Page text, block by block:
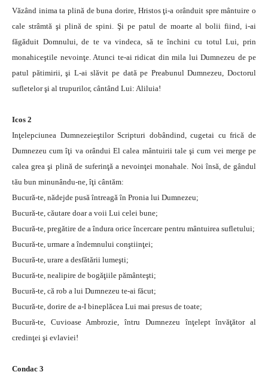
Văzând inima ta plină de buna dorire, Hristos ţi-a orânduit spre mântuire o
cale strâmtă şi plină de spini. Şi pe patul de moarte al bolii fiind, i-ai
făgăduit Domnului, de te va vindeca, să te închini cu totul Lui, prin
monahiceştile nevoinţe. Atunci te-ai ridicat din mila lui Dumnezeu de pe
patul pătimirii, şi L-ai slăvit pe dată pe Preabunul Dumnezeu, Doctorul
sufletelor şi al trupurilor, cântând Lui: Aliluia!
Icos 2
Inţelepciunea Dumnezeieştilor Scripturi dobândind, cugetai cu frică de
Dumnezeu cum îţi va orândui El calea mântuirii tale şi cum vei merge pe
calea grea şi plină de suferinţă a nevoinţei monahale. Noi însă, de gândul
tău bun minunându-ne, îţi cântăm:
Bucură-te, nădejde pusă întreagă în Pronia lui Dumnezeu;
Bucură-te, căutare doar a voii Lui celei bune;
Bucură-te, pregătire de a îndura orice încercare pentru mântuirea sufletului;
Bucură-te, urmare a îndemnului conştiinţei;
Bucură-te, urare a desfătării lumeşti;
Bucură-te, nealipire de bogăţiile pământeşti;
Bucură-te, că rob a lui Dumnezeu te-ai făcut;
Bucură-te, dorire de a-I bineplăcea Lui mai presus de toate;
Bucură-te, Cuvioase Ambrozie, întru Dumnezeu înţelept învăţător al
credinţei şi evlaviei!
Condac 3